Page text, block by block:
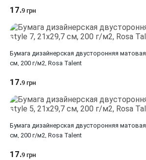
17.9 грн
Бумага дизайнерская двусторонняя
см, 200 г/м2, Rosa Talent
17.9 грн
Бумага дизайнерская двусторонняя
см, 200 г/м2, Rosa Talent
17.9 грн